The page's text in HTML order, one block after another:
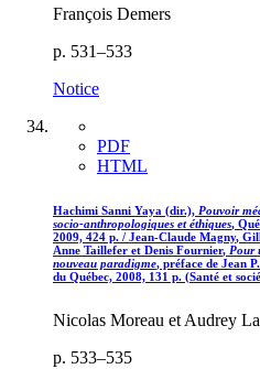
François Demers
p. 531–533
Notice
PDF
HTML
Hachimi Sanni Yaya (dir.), Pouvoir
socio-anthropologiques et éthiques,
2009, 424 p. / Jean-Claude Magny,
Anne Taillefer et Denis Fournier, Pour
nouveau paradigme, préface de Jean P.
du Québec, 2008, 131 p. (Santé et
Nicolas Moreau et Audrey
p. 533–535